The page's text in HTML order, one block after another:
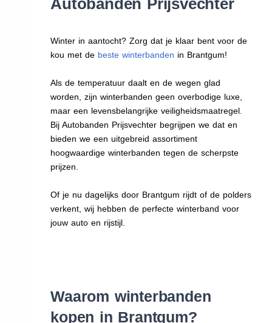
Winter in aantocht? Zorg dat je klaar bent voor de
kou met de beste winterbanden in Brantgum!
Als de temperatuur daalt en de wegen glad
worden, zijn winterbanden geen overbodige luxe,
maar een levensbelangrijke veiligheidsmaatregel.
Bij Autobanden Prijsvechter begrijpen we dat en
bieden we een uitgebreid assortiment
hoogwaardige winterbanden tegen de scherpste
prijzen.
Of je nu dagelijks door Brantgum rijdt of de polders
verkent, wij hebben de perfecte winterband voor
jouw auto en rijstijl.
Waarom winterbanden
kopen in Brantgum?